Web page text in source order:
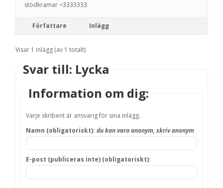
stödkramar <3333333
Författare Inlägg
Visar 1 inlägg (av 1 totalt)
Svar till: Lycka
Information om dig:
Varje skribent är ansvarig för sina inlägg.
Namn (obligatoriskt): du kan vara anonym, skriv anonym
E-post (publiceras inte) (obligatoriskt):